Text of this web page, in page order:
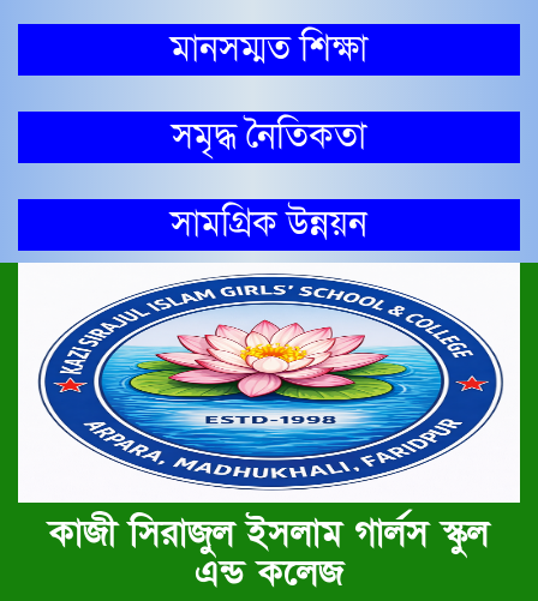
মানসম্মত শিক্ষা
সমৃদ্ধ নৈতিকতা
সামগ্রিক উন্নয়ন
কাজী সিরাজুল ইসলাম গার্লস স্কুল
এন্ড কলেজ